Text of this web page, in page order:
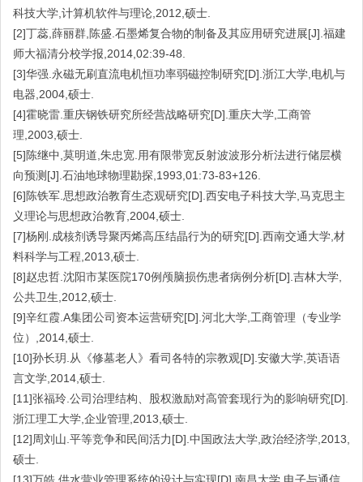
科技大学,计算机软件与理论,2012,硕士.
[2]丁蕊,薛丽群,陈盛.石墨烯复合物的制备及其应用研究进展[J].福建
师大福清分校学报,2014,02:39-48.
[3]华强.永磁无刷直流电机恒功率弱磁控制研究[D].浙江大学,电机与
电器,2004,硕士.
[4]霍晓雷.重庆钢铁研究所经营战略研究[D].重庆大学,工商管
理,2003,硕士.
[5]陈继中,莫明道,朱忠宽.用有限带宽反射波波形分析法进行储层横
向预测[J].石油地球物理勘探,1993,01:73-83+126.
[6]陈铁军.思想政治教育生态观研究[D].西安电子科技大学,马克思主
义理论与思想政治教育,2004,硕士.
[7]杨刚.成核剂诱导聚丙烯高压结晶行为的研究[D].西南交通大学,材
料科学与工程,2013,硕士.
[8]赵忠哲.沈阳市某医院170例颅脑损伤患者病例分析[D].吉林大学,
公共卫生,2012,硕士.
[9]辛红霞.A集团公司资本运营研究[D].河北大学,工商管理（专业学
位）,2014,硕士.
[10]孙长玥.从《修墓老人》看司各特的宗教观[D].安徽大学,英语语
言文学,2014,硕士.
[11]张福玲.公司治理结构、股权激励对高管套现行为的影响研究[D].
浙江理工大学,企业管理,2013,硕士.
[12]周刘山.平等竞争和民间活力[D].中国政法大学,政治经济学,2013,
硕士.